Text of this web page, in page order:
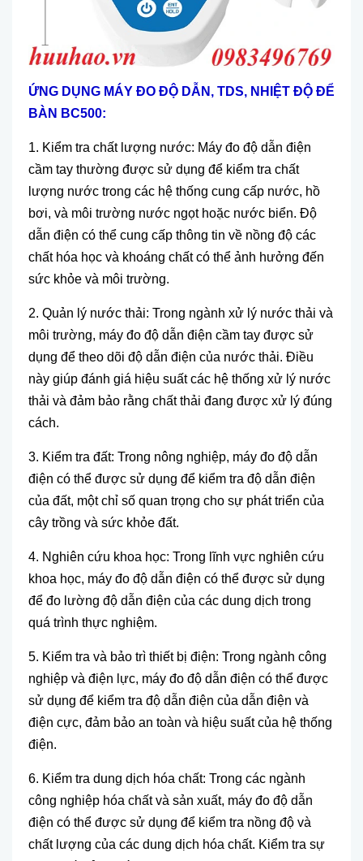
ỨNG DỤNG MÁY ĐO ĐỘ DẪN, TDS, NHIỆT ĐỘ ĐỂ
BÀN BC500:
1. Kiểm tra chất lượng nước: Máy đo độ dẫn điện
cầm tay thường được sử dụng để kiểm tra chất
lượng nước trong các hệ thống cung cấp nước, hồ
bơi, và môi trường nước ngọt hoặc nước biển. Độ
dẫn điện có thể cung cấp thông tin về nồng độ các
chất hóa học và khoáng chất có thể ảnh hưởng đến
sức khỏe và môi trường.
2. Quản l ý nước thải: Trong ngành xử l ý nước thải và
môi trường, máy đo độ dẫn điện cầm tay được sử
dụng để theo dõi độ dẫn điện của nước thải. Điều
này giúp đánh giá hiệu suất các hệ thống xử l ý nước
thải và đảm bảo rằng chất thải đang được xử l ý đúng
cách.
3. Kiểm tra đất: Trong nông nghiệp, máy đo độ dẫn
điện có thể được sử dụng để kiểm tra độ dẫn điện
của đất, một chỉ số quan trọng cho sự phát triển của
cây trồng và sức khỏe đất.
4. Nghiên cứu khoa học: Trong lĩnh vực nghiên cứu
khoa học, máy đo độ dẫn điện có thể được sử dụng
để đo lường độ dẫn điện của các dung dịch trong
quá trình thực nghiệm.
5. Kiểm tra và bảo trì thiết bị điện: Trong ngành công
nghiệp và điện lực, máy đo độ dẫn điện có thể được
sử dụng để kiểm tra độ dẫn điện của dẫn điện và
điện cực, đảm bảo an toàn và hiệu suất của hệ thống
điện.
6. Kiểm tra dung dịch hóa chất: Trong các ngành
công nghiệp hóa chất và sản xuất, máy đo độ dẫn
điện có thể được sử dụng để kiểm tra nồng độ và
chất lượng của các dung dịch hóa chất. Kiểm tra sự